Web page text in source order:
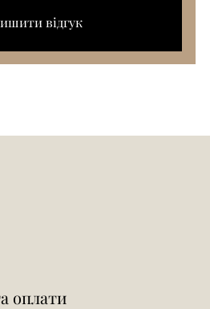
відгук
оплати